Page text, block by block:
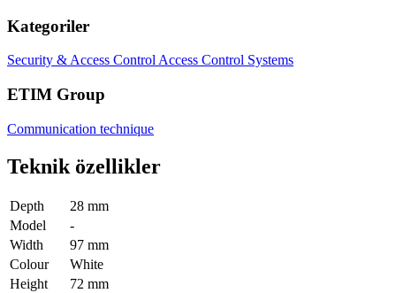
Kategoriler
Security & Access Control Access Control Systems
ETIM Group
Communication technique
Teknik özellikler
Depth
28 mm
Model
-
Width
97 mm
Colour
White
Height
72 mm